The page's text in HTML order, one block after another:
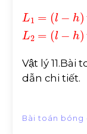
L htan i L
h i+
Vật lý 11.Bài
dẫn chi tiết.
Bài toán bóng